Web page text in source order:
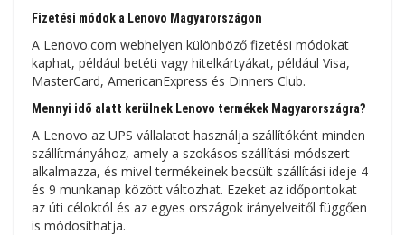
Fizetési módok a Lenovo Magyarországon
A Lenovo.com webhelyen különböző fizetési módokat
kaphat, például betéti vagy hitelkártyákat, például Visa,
MasterCard, AmericanExpress és Dinners Club.
Mennyi idő alatt kerülnek Lenovo termékek Magyarországra?
A Lenovo az UPS vállalatot használja szállítóként minden
szállítmányához, amely a szokásos szállítási módszert
alkalmazza, és mivel termékeinek becsült szállítási ideje 4
és 9 munkanap között változhat. Ezeket az időpontokat
az úti céloktól és az egyes országok irányelveitől függően
is módosíthatja.